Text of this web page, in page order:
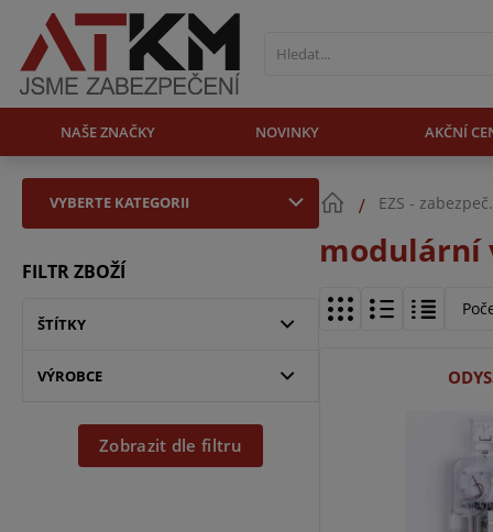
NAŠE ZNAČKY NOVINKY AKČNÍ
VYBERTE KATEGORII
FILTR ZBOŽÍ
ŠTÍTKY
VÝROBCE
Zobrazit dle filtru
EZS -
modulární